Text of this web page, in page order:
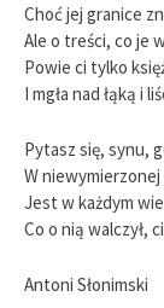
Choć jej granice
Ale o treści, co je
Powie ci tylko
I mgła nad łąką i
Pytasz się, synu,
W niewymierzonej
Jest w każdym
Co o nią walczył,
Antoni Słonimski